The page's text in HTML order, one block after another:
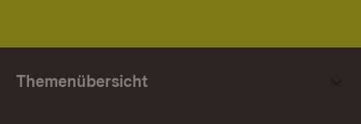
Themenübersicht